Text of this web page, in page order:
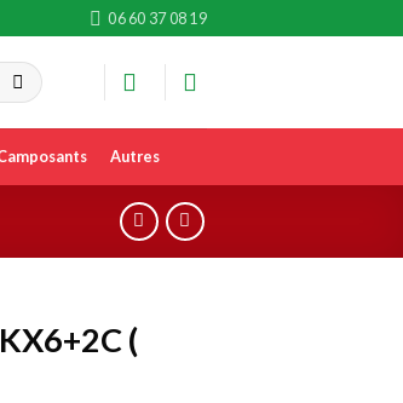
06 60 37 08 19
Autres
(